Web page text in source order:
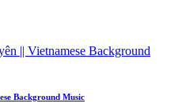
Background Music